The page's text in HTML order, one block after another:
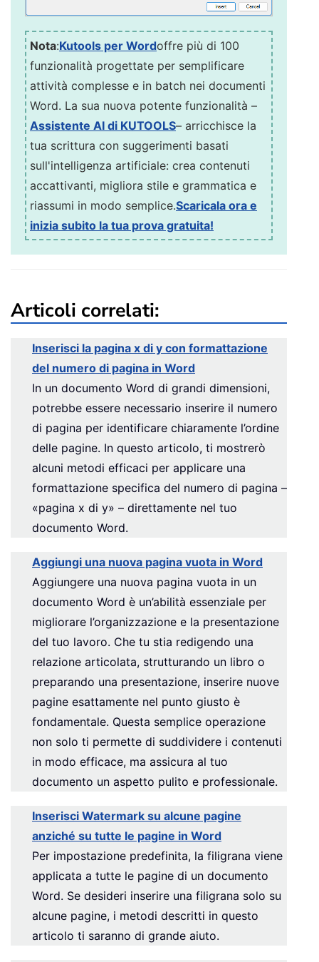
Nota:Kutools per Wordoffre più di 100
funzionalità progettate per semplificare
attività complesse e in batch nei documenti
Word. La sua nuova potente funzionalità –
Assistente AI di KUTOOLS– arricchisce la
tua scrittura con suggerimenti basati
sull'intelligenza artificiale: crea contenuti
accattivanti, migliora stile e grammatica e
riassumi in modo semplice.Scaricala ora e
inizia subito la tua prova gratuita!
Articoli correlati:
Inserisci la pagina x di y con formattazione
del numero di pagina in Word
In un documento Word di grandi dimensioni,
potrebbe essere necessario inserire il numero
di pagina per identificare chiaramente l’ordine
delle pagine. In questo articolo, ti mostrerò
alcuni metodi efficaci per applicare una
formattazione specifica del numero di pagina –
«pagina x di y» – direttamente nel tuo
documento Word.
Aggiungi una nuova pagina vuota in Word
Aggiungere una nuova pagina vuota in un
documento Word è un’abilità essenziale per
migliorare l’organizzazione e la presentazione
del tuo lavoro. Che tu stia redigendo una
relazione articolata, strutturando un libro o
preparando una presentazione, inserire nuove
pagine esattamente nel punto giusto è
fondamentale. Questa semplice operazione
non solo ti permette di suddividere i contenuti
in modo efficace, ma assicura al tuo
documento un aspetto pulito e professionale.
Inserisci Watermark su alcune pagine
anziché su tutte le pagine in Word
Per impostazione predefinita, la filigrana viene
applicata a tutte le pagine di un documento
Word. Se desideri inserire una filigrana solo su
alcune pagine, i metodi descritti in questo
articolo ti saranno di grande aiuto.